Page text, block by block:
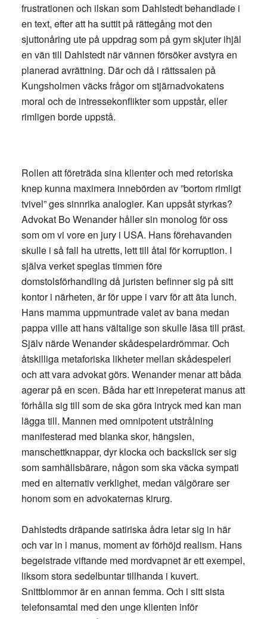
frustrationen och ilskan som Dahlstedt behandlade i
en text, efter att ha suttit på rättegång mot den
sjuttonåring ute på uppdrag som på gym skjuter ihjäl
en vän till Dahlstedt när vännen försöker avstyra en
planerad avrättning. Där och då i rättssalen på
Kungsholmen väcks frågor om stjärnadvokatens
moral och de intressekonflikter som uppstår, eller
rimligen borde uppstå.
Rollen att företräda sina klienter och med retoriska
knep kunna maximera innebörden av ”bortom rimligt
tvivel” ges sinnrika analogier. Kan uppsåt styrkas?
Advokat Bo Wenander håller sin monolog för oss
som om vi vore en jury i USA. Hans förehavanden
skulle i så fall ha utretts, lett till åtal för korruption. I
själva verket speglas timmen före
domstolsförhandling då juristen befinner sig på sitt
kontor i närheten, är för uppe i varv för att äta lunch.
Hans mamma uppmuntrade valet av bana medan
pappa ville att hans vältalige son skulle läsa till präst.
Själv närde Wenander skådespelardrömmar. Och
åtskilliga metaforiska likheter mellan skådespeleri
och att vara advokat görs. Wenander menar att båda
agerar på en scen. Båda har ett inrepeterat manus att
förhålla sig till som de ska göra intryck med kan man
lägga till. Mannen med omnipotent utstrålning
manifesterad med blanka skor, hängslen,
manschettknappar, dyr klocka och backslick ser sig
som samhällsbärare, någon som ska väcka sympati
med en alternativ verklighet, medan välgörare ser
honom som en advokaternas kirurg.
Dahlstedts dräpande satiriska ådra letar sig in här
och var in i manus, moment av förhöjd realism. Hans
begeistrade viftande med mordvapnet är ett exempel,
liksom stora sedelbuntar tillhanda i kuvert.
Snittblommor är en annan femma. Och i sitt sista
telefonsamtal med den unge klienten inför